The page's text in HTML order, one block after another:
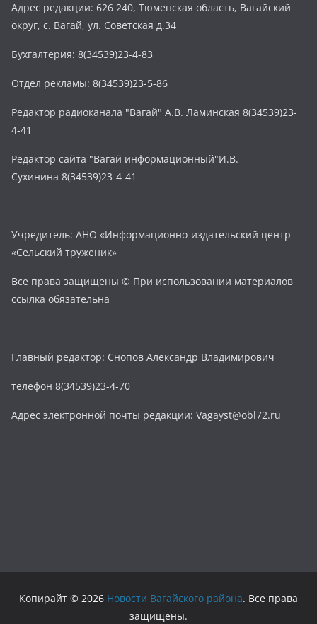
Адрес редакции: 626 240, Тюменская область, Вагайский
округ, с. Вагай, ул. Советская д.34
Бухгалтерия: 8(34539)23-4-83
Отдел рекламы: 8(34539)23-5-86
Редактор радиоканала "Вагай" А.В. Ламинская 8(34539)23-
4-41
Редактор сайта "Вагай информационный"И.В.
Сухинина 8(34539)23-4-41
Учредитель: АНО «Информационно-издательский центр
«Сельский труженик»
Все права защищены © При использовании материалов
ссылка обязательна
Главный редактор: Снопов Александр Владимирович
телефон 8(34539)23-4-70
Адрес электронной почты редакции: Vagayst@obl72.ru
Копирайт © 2026 Новости Вагайского района. Все права
защищены.